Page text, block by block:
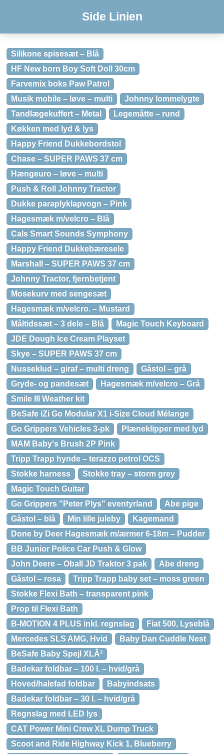
Side Linien
Silikone spisesæt – Blå
HF New born Boy Soft Doll 30cm
Farvemix boks Paw Patrol
Musik mobile – løve – multi
Johnny lommelygte
Tandlægekuffert – Metal
Legemåtte – rund
Køkken med lyd & lys
Happy Friend Dukkebordstol
Chase – SUPER PAWS 37 cm
Hængeuro – løve – multi
Push & Roll Johnny Tractor
Dukke paraplyklapvogn – Pink
Hagesmæk m/velcro – Blå
Cals Smart Sounds Symphony
Happy Friend Dukkebæresele
Marshall – SUPER PAWS 37 cm
Johnny Tractor, fjernbetjent
Mosekurv med sengesæt
Hagesmæk m/velcro. – Mustard
Måltidssæt – 3 dele – Blå
Magic Touch Keyboard
JDE Dough Ice Cream Playset
Skye – SUPER PAWS 37 cm
Nusseklud – giraf – multi dreng
Gåstol – grå
Gryde- og pandesæt
Hagesmæk m/velcro – Grå
Smile III Weather kit
BeSafe iZi Go Modular X1 i-Size Cloud Mélange
Go Grippers Vehicles 3-pk
Plæneklipper med lyd
MAM Baby's Brush 2P Pink
Tripp Trapp hynde – terazzo petrol OCS
Stokke harness
Stokke tray – storm grey
Magic Touch Guitar
Go Grippers "Peter Plys" eventyrland
Abe pige
Gåstol – blå
Min lille juleby
Kagemand
Done by Deer Hagesmæk m/ærmer 6-18m – Pudder
BB Junior Police Car Push & Glow
John Deere – Oball JD Traktor 3 pak
Abe dreng
Gåstol – rosa
Tripp Trapp baby set – moss green
Stokke Flexi Bath – transparent pink
Prop til Flexi Bath
B-MOTION 4 PLUS inkl. regnslag
Fiat 500, Lyseblå
Mercedes SLS AMG, Hvid
Baby Dan Cuddle Nest
BeSafe Baby Spejl XLÂ²
Badekar foldbar – 100 l. – hvid/grå
Hoved/halefad foldbar
Babyindsats
Badekar foldbar – 30 l. – hvid/grå
Regnslag med LED lys
CAT Power Mini Crew XL Dump Truck
Scoot and Ride Highway Kick 1, Blueberry